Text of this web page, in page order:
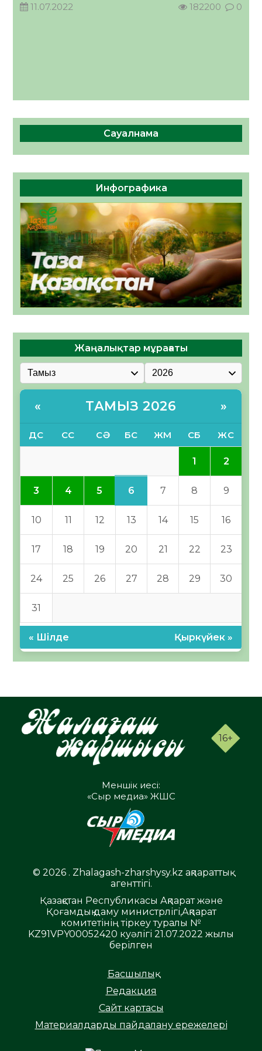
11.07.2022
182200 0
Сауалнама
Инфографика
Жаңалықтар мұрағаты
« ТАМЫЗ 2026 »
ДС СС СӘ БС ЖМ СБ ЖС
1 2
3 4 5 6 7 8 9
10 11 12 13 14 15 16
17 18 19 20 21 22 23
24 25 26 27 28 29 30
31
« Шілде Қыркүйек »
16+
Меншік иесі:
«Сыр медиа» ЖШС
© 2026 . Zhalagash-zharshysy.kz ақпараттық
агенттігі.
Қазақстан Республикасы Ақпарат және
Қоғамдық даму министрлігі,Ақпарат
комитетінің тіркеу туралы №
KZ91VPY00052420 куәлігі 21.07.2022 жылы
берілген
Басшылық
Редакция
Сайт картасы
Материалдарды пайдалану ережелері